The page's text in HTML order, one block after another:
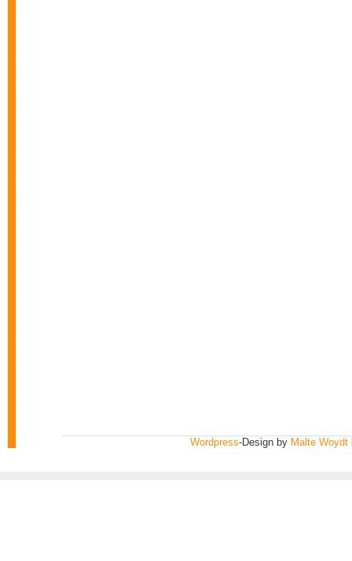
Wordpress-Design by Malte Woydt